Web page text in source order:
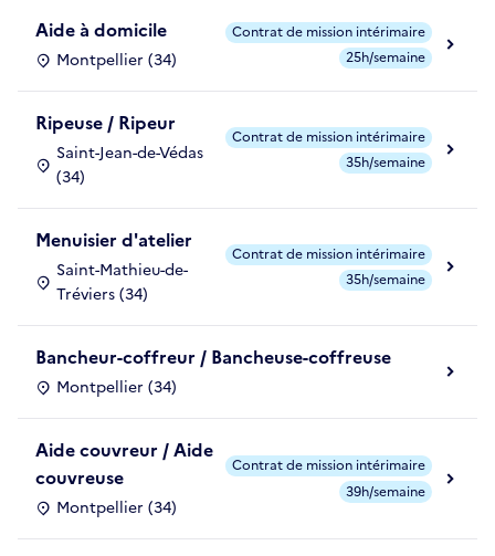
Aide à domicile
Montpellier (34)
Contrat de mission intérimaire
25h/semaine
Ripeuse / Ripeur
Saint-Jean-de-Védas
(34)
Contrat de mission intérimaire
35h/semaine
Menuisier d'atelier
Saint-Mathieu-de-
Tréviers (34)
Contrat de mission intérimaire
35h/semaine
Bancheur-coffreur / Bancheuse-coffreuse
Montpellier (34)
Aide couvreur / Aide
couvreuse
Montpellier (34)
Contrat de mission intérimaire
39h/semaine